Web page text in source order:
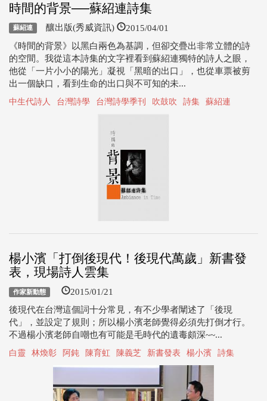
時間的背景──蘇紹連詩集
蘇紹連 釀出版(秀威資訊) 2015/04/01
《時間的背景》以黑白兩色為基調，但卻交疊出非常立體的詩
的空間。我從這本詩集的文字裡看到蘇紹連獨特的詩人之眼，
他從「一片小小的陽光」凝視「黑暗的出口」，也從車票被剪
出一個缺口，看到生命的出口與不可知的未...
中生代詩人 台灣詩學 台灣詩學季刊 吹鼓吹 詩集 蘇紹連
楊小濱「打倒後現代！後現代萬歲」新書發
表，現場詩人雲集
作家新動態 2015/01/21
後現代在台灣這個詞十分常見，有不少學者闡述了「後現
代」，並設定了規則；所以楊小濱老師覺得必須先打倒才行。
不過楊小濱老師自嘲也有可能是毛時代的遺毒頗深~~...
白靈 林煥彰 阿鈍 陳育虹 陳義芝 新書發表 楊小濱 詩集